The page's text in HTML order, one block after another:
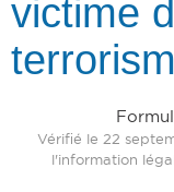
victime
Vérifié le 22
l'information